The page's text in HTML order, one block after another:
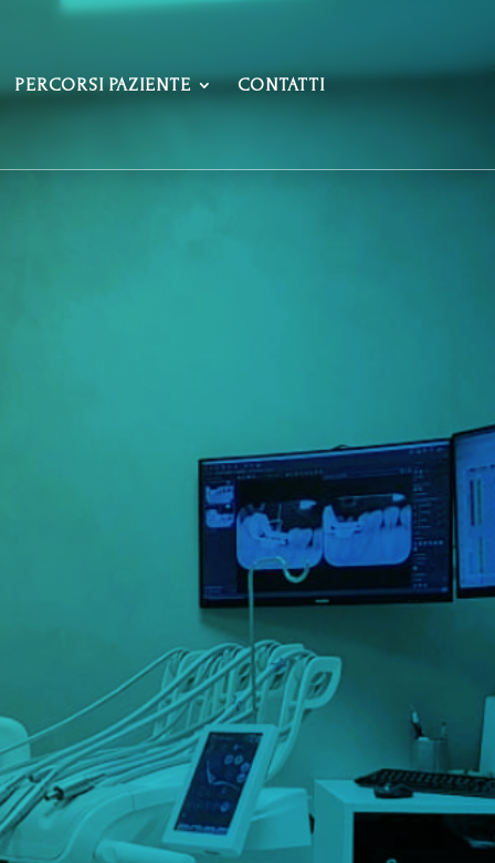
PERCORSI PAZIENTE CONTATTI